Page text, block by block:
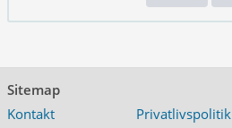
Sitemap
Kontakt
Privatlivspolitik